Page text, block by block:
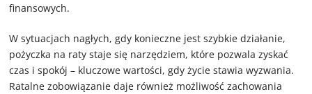
finansowych.
W sytuacjach nagłych, gdy konieczne jest szybkie działanie,
pożyczka na raty staje się narzędziem, które pozwala zyskać
czas i spokój – kluczowe wartości, gdy życie stawia wyzwania.
Ratalne zobowiązanie daje również możliwość zachowania